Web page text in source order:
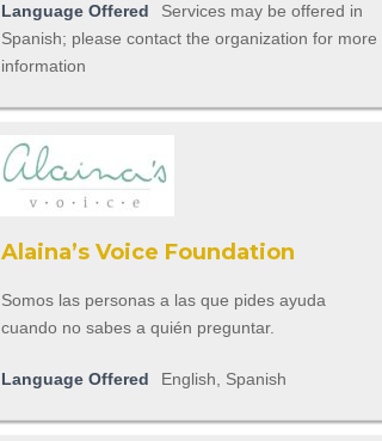
Language Offered
Services may be offered in
Spanish; please contact the organization for more
information
Alaina’s Voice Foundation
Somos las personas a las que pides ayuda
cuando no sabes a quién preguntar.
Language Offered English, Spanish